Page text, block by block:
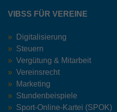
VIBSS FÜR VEREINE
Digitalisierung
Steuern
Vergütung & Mitarbeit
Vereinsrecht
Marketing
Stundenbeispiele
Sport-Online-Kartei (SPOK)